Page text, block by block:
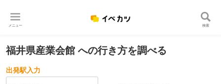
メニュー 検索
福井県産業会館 への行き方を調べる
出発駅入力